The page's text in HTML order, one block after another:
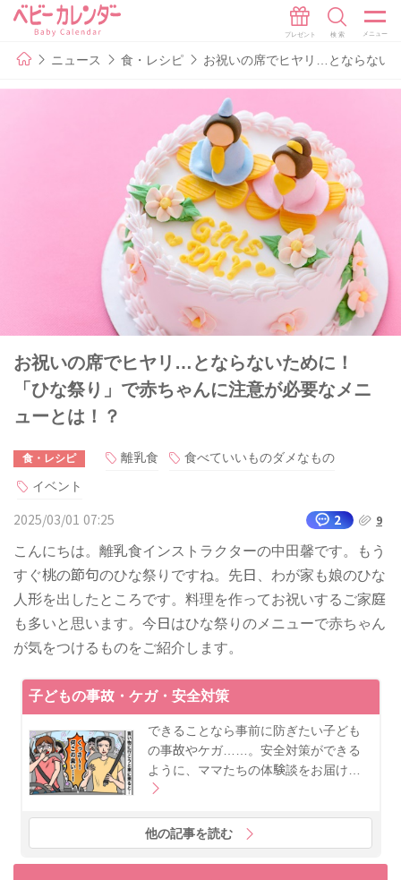
ニュース 食・レシピ お祝いの席でヒヤリ…とならない
お祝いの席でヒヤリ…とならないために！
「ひな祭り」で赤ちゃんに注意が必要なメニ
ューとは！？
食・レシピ 離乳食
食べていいものダメなもの
イベント
2025/03/01 07:25 2 9
こんにちは。離乳食インストラクターの中田馨です。もう
すぐ桃の節句のひな祭りですね。先日、わが家も娘のひな
人形を出したところです。料理を作ってお祝いするご家庭
も多いと思います。今日はひな祭りのメニューで赤ちゃん
が気をつけるものをご紹介します。
子どもの事故・ケガ・安全対策
できることなら事前に防ぎたい子ども
の事故やケガ……。安全対策ができる
ように、ママたちの体験談をお届け…
他の記事を読む